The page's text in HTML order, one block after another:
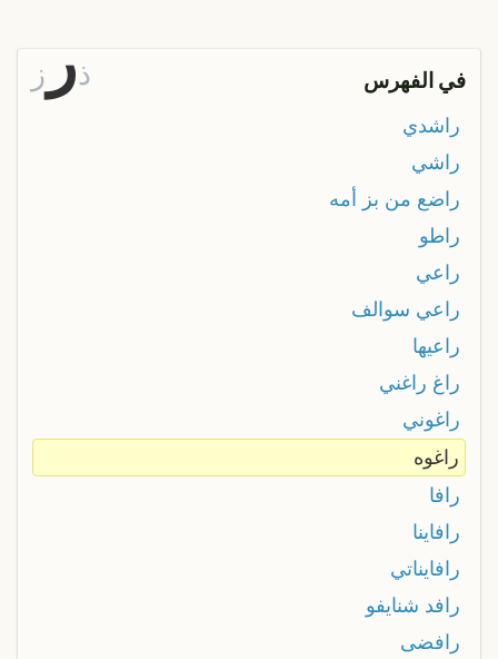
في الفهرس ذر ز
راشدي
راشي
راضع من بز أمه
راطو
راعي
راعي سوالف
راعيها
راغ راغني
راغوني
راغوه
رافا
رافاينا
رافايناتي
رافد شنايفو
رافضى